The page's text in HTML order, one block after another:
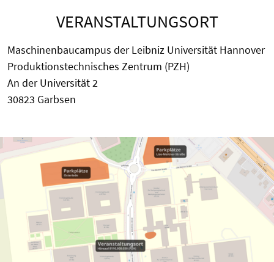
VERANSTALTUNGSORT
Maschinenbaucampus der Leibniz Universität Hannover
Produktionstechnisches Zentrum (PZH)
An der Universität 2
30823 Garbsen